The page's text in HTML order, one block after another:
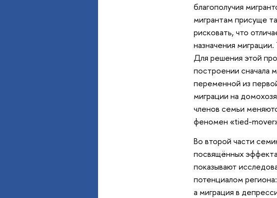
благополучия
мигрантам присуще
рисковать, что
назначения
Для решения этой
построении сначала
переменной из
миграции на
членов семьи
феномен «tied-
Во второй части
посвящённых
показывают
потенциалом
а миграция в